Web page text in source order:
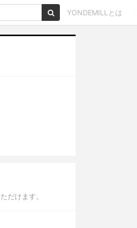
YONDEMILLとは
だけます。